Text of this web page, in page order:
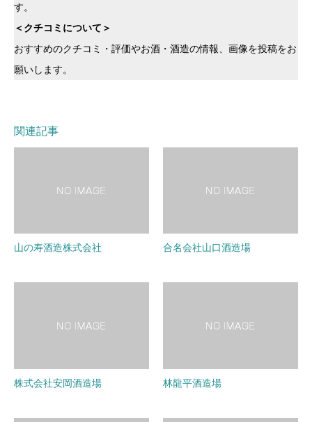
す。
＜クチコミについて＞
おすすめのクチコミ・評価やお酒・酒造の情報、画像を投稿をお
願いします。
関連記事
山の寿酒造株式会社 合名会社山口酒造場
株式会社安岡酒造場 林龍平酒造場